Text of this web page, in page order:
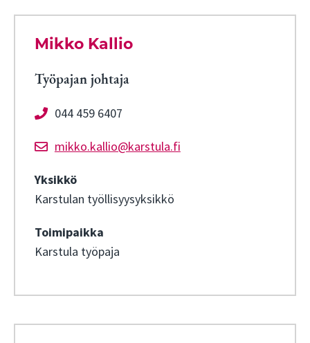
Mikko Kallio
Työpajan johtaja
044 459 6407
mikko.kallio@karstula.fi
Yksikkö
Karstulan työllisyysyksikkö
Toimipaikka
Karstula työpaja